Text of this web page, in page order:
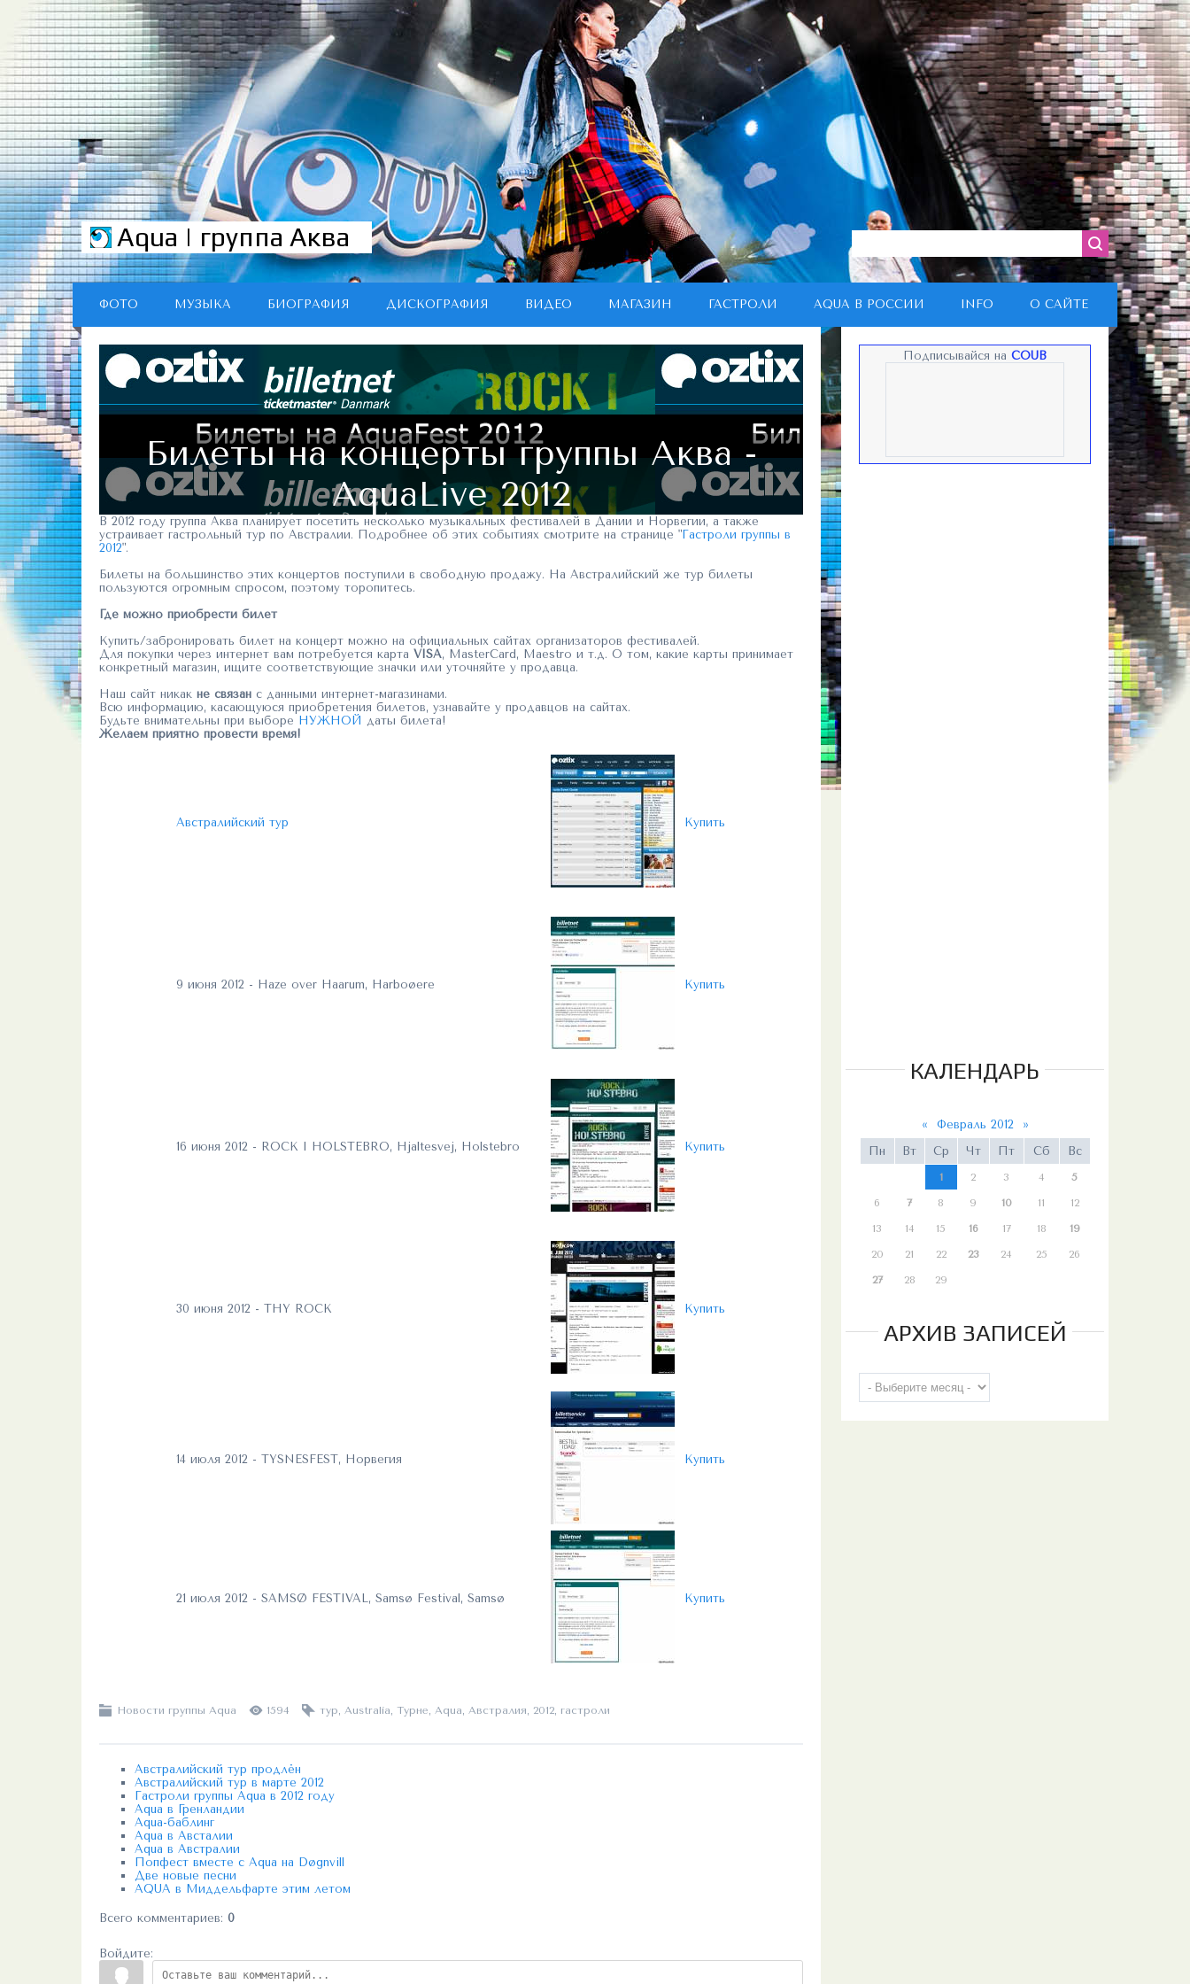
Aqua | группа Аква
ФОТО МУЗЫКА БИОГРАФИЯ ДИСКОГРАФИЯ ВИДЕО МАГАЗИН ГАСТРОЛИ AQUA В РОССИИ INFO О САЙТЕ
Билеты на концерты группы Аква -
AquaLive 2012
В 2012 году группа Аква планирует посетить несколько музыкальных фестивалей в Дании и Норвегии, а также
устраивает гастрольный тур по Австралии. Подробнее об этих событиях смотрите на странице " Гастроли группы в
2012".
Билеты на большинство этих концертов поступили в свободную продажу. На Австралийский же тур билеты
пользуются огромным спросом, поэтому торопитесь.
Где можно приобрести билет
Купить/забронировать билет на концерт можно на официальных сайтах организаторов фестивалей.
Для покупки через интернет вам потребуется карта VISA, MasterCard, Maestro и т.д. О том, какие карты принимает
конкретный магазин, ищите соответствующие значки или уточняйте у продавца.
Наш сайт никак не связан с данными интернет-магазинами.
Всю информацию, касающуюся приобретения билетов, узнавайте у продавцов на сайтах.
Будьте внимательны при выборе НУЖНОЙ даты билета!
Желаем приятно провести время!
Австралийский тур Купить
9 июня 2012 - Haze over Haarum, Harboøere Купить
16 июня 2012 - ROCK I HOLSTEBRO, Hjaltesvej, Holstebro Купить
30 июня 2012 - THY ROCK Купить
14 июля 2012 - TYSNESFEST, Норвегия Купить
21 июля 2012 - SAMSØ FESTIVAL, Samsø Festival, Samsø Купить
Новости группы Aqua 1594 тур, Australia, Турне, Aqua, Австралия, 2012, гастроли
Австралийский тур продлён
Австралийский тур в марте 2012
Гастроли группы Aqua в 2012 году
Aqua в Гренландии
Aqua-баблинг
Aqua в Австалии
Aqua в Австралии
Попфест вместе с Aqua на Døgnvill
Две новые песни
AQUA в Миддельфарте этим летом
Всего комментариев: 0
Войдите:
Подписывайся наCOUB
КАЛЕНДАРЬ
« Февраль 2012
»
Пн
Вт Ср Чт Пт Сб Вс
1 2 3 4 5
6 7 8 9 10 11 12
13 14 15 16 17 18 19
20 21 22 23 24 25 26
27 28 29
АРХИВ ЗАПИСЕЙ